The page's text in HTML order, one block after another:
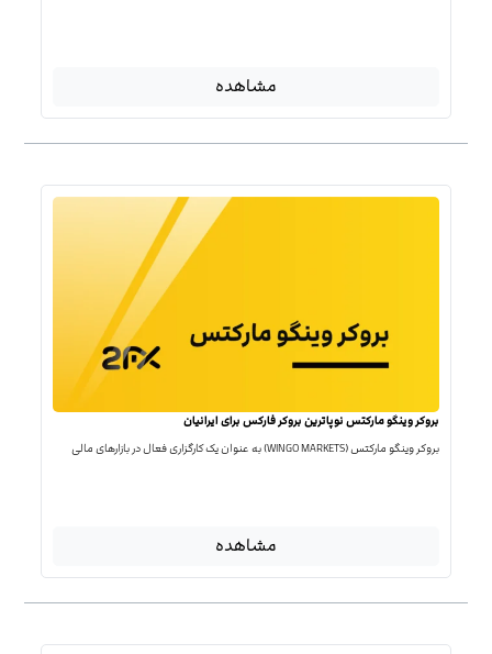
مشاهده
بروکر وینگو مارکتس نوپاترین بروکر فارکس برای ایرانیان
بروکر وینگو مارکتس (WINGO MARKETS) به عنوان یک کارگزاری فعال در بازارهای مالی
مشاهده